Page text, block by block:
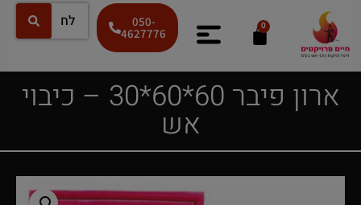
0
050-
4627776
ארון פיבר 60*60*30 – כיבוי
אש